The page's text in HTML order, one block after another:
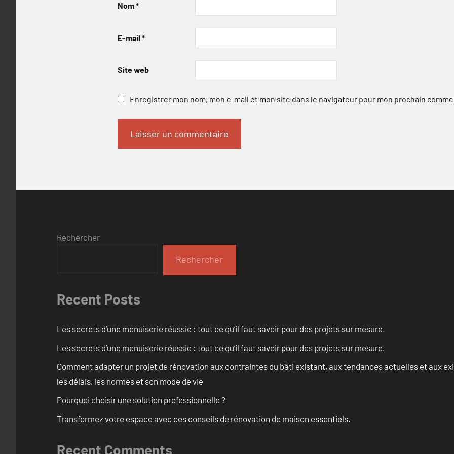
Nom*
E-mail *
Site web
Enregistrer mon nom, mon e-mail et mon site dans le navigateur pour mon prochain
Rechercher
Rechercher
Recent Posts
Les secrets d’une menuiserie réussie : tout ce qu’il faut savoir pour des projets sur mesure.
Les secrets d’une menuiserie réussie : tout ce qu’il faut savoir pour des projets sur mesure.
Comment adapter un projet de rénovation aux contraintes du bâti existant, aux tendances actuelles et aux
les délais, les normes et son mode de vie
Pourquoi choisir une solution professionnelle ?
Transformez votre espace avec ces conseils de rénovation de maison essentiels.
Recent Comments